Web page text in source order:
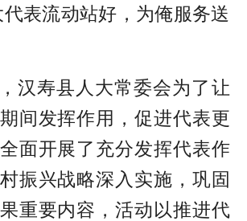
代表流动站好，为俺服务送
汉寿县人大常委会为了让
间发挥作用，促进代表更
面开展了充分发挥代表作
振兴战略深入实施，巩固
重要内容，活动以推进代